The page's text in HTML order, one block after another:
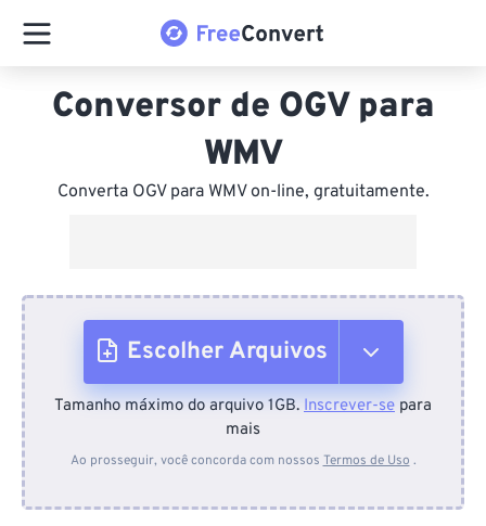
Conversor de OGV para
WMV
Converta OGV para WMV on-line, gratuitamente.
Escolher Arquivos
Do dispositivo
Tamanho máximo do arquivo 1GB. Inscrever-se para
mais
Ao prosseguir, você concorda com nossos Termos de Uso .